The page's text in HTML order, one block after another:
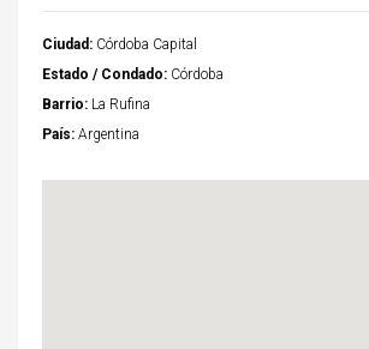
Ciudad: Córdoba Capital
Estado / Condado: Córdoba
Barrio: La Rufina
País: Argentina